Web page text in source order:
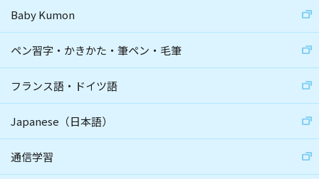
Baby Kumon
ペン習字・かきかた・筆ペン・毛筆
フランス語・ドイツ語
Japanese（日本語）
通信学習